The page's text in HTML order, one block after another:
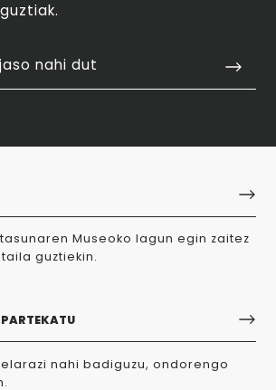
nahi dut
Museoko lagun egin zaitez
guztiekin.
nahi badiguzu, ondorengo